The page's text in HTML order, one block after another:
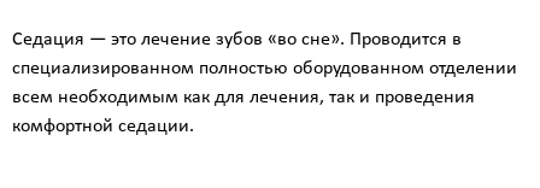
Седация — это лечение зубов «во сне». Проводится в
специализированном полностью оборудованном отделении
всем необходимым как для лечения, так и проведения
комфортной седации.